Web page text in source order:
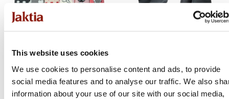
This website uses cookies
We use cookies to personalise content and ads, to provide
social media features and to analyse our traffic. We also
information about your use of our site with our social media,
Heat Max
Heat Isomitts | Tumvante
AA